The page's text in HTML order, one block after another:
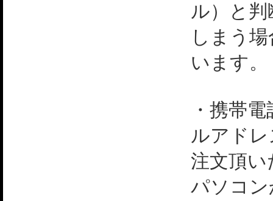
ル）と
しまう
います。
・携帯
ルアド
注文頂い
パソコ